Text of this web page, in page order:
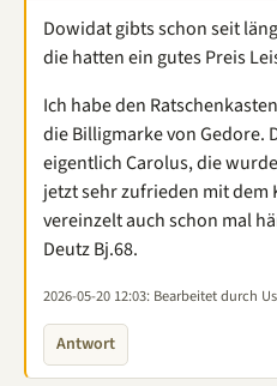
Dowidat gibts schon seit
die hatten ein gutes Preis
Ich habe den
die Billigmarke von Gedore.
eigentlich Carolus, die
jetzt sehr zufrieden mit dem
vereinzelt auch schon mal
Deutz Bj.68.
2026-05-20 12:03: Bearbeitet durch
Antwort